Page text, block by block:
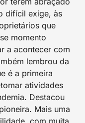
difícil exige, às
que
momento
a acontecer com
lembrou da
é a primeira
atividades
Destacou
Mais uma
com muita